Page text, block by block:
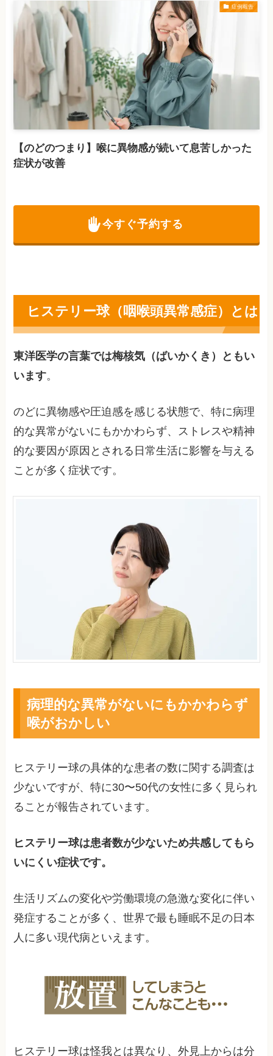
症例報告
【のどのつまり】喉に異物感が続いて息苦しかった
症状が改善
今すぐ予約する
ヒステリー球（咽喉頭異常感症）とは
東洋医学の言葉では梅核気（ばいかくき）ともい
います。
のどに異物感や圧迫感を感じる状態で、特に病理
的な異常がないにもかかわらず、ストレスや精神
的な要因が原因とされる日常生活に影響を与える
ことが多く症状です。
病理的な異常がないにもかかわらず
喉がおかしい
ヒステリー球の具体的な患者の数に関する調査は
少ないですが、特に30〜50代の女性に多く見られ
ることが報告されています。
ヒステリー球は患者数が少ないため共感してもら
いにくい症状です。
生活リズムの変化や労働環境の急激な変化に伴い
発症することが多く、世界で最も睡眠不足の日本
人に多い現代病といえます。
ヒステリー球は怪我とは異なり、外見上からは分